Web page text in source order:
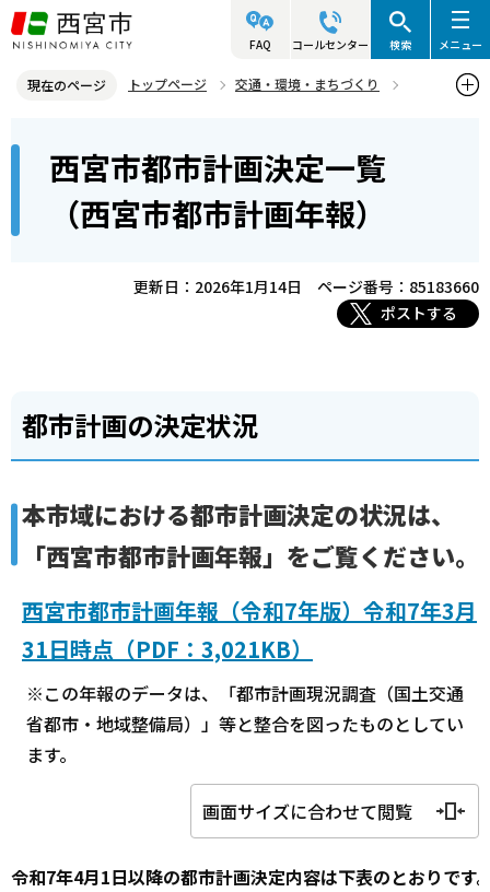
こ
の
ジ
頭
FAQ コールセンター 検索 メニュー
現在のページ トップページ
交通・環境・まちづくり
西宮市都市計画決定一覧（西宮市都市計画年報）
西宮市都市計画決定一覧
（西宮市都市計画年報）
更新日：2026年1月14日
ページ番号：85183660
ポストする
都市計画の決定状況
本市域における都市計画決定の状況は、
「西宮市都市計画年報」をご覧ください。
西宮市都市計画年報（令和7年版）令和7年3月
31日時点（PDF：3,021KB）
※この年報のデータは、「都市計画現況調査（国土交通
省都市・地域整備局）」等と整合を図ったものとしてい
ます。
画面サイズに合わせて閲覧
令和7年4月1日以降の都市計画決定内容は下表のとおりです